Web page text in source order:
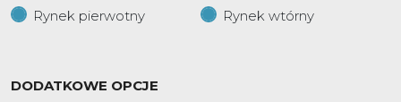
Rynek pierwotny
Rynek wtórny
DODATKOWE OPCJE